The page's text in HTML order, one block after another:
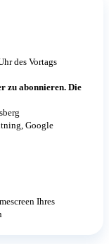
des Vortags
zu abonnieren. Die
Google
Ihres